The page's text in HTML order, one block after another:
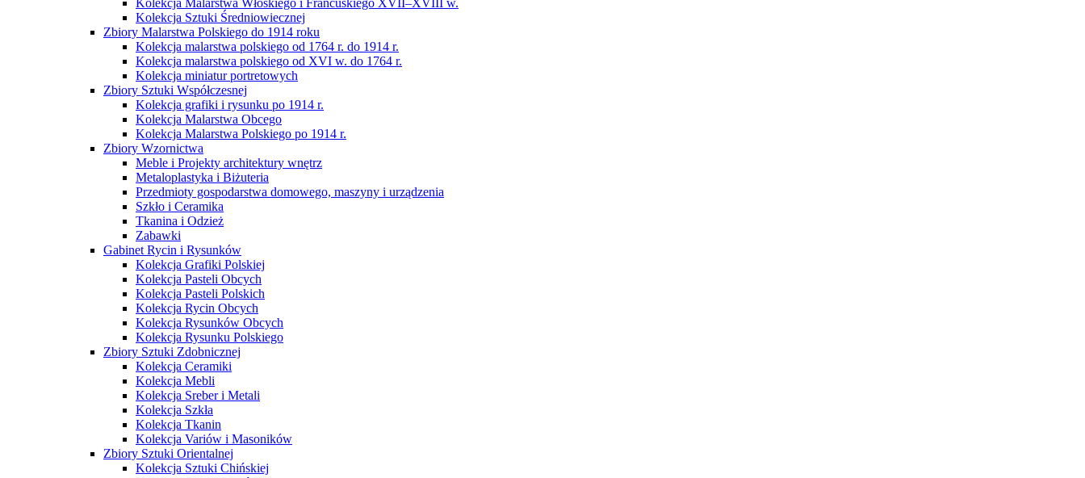
Kolekcja Malarstwa Włoskiego i Francuskiego XVII–XVIII w.
Kolekcja Sztuki Średniowiecznej
Zbiory Malarstwa Polskiego do 1914 roku
Kolekcja malarstwa polskiego od 1764 r. do 1914 r.
Kolekcja malarstwa polskiego od XVI w. do 1764 r.
Kolekcja miniatur portretowych
Zbiory Sztuki Współczesnej
Kolekcja grafiki i rysunku po 1914 r.
Kolekcja Malarstwa Obcego
Kolekcja Malarstwa Polskiego po 1914 r.
Zbiory Wzornictwa
Meble i Projekty architektury wnętrz
Metaloplastyka i Biżuteria
Przedmioty gospodarstwa domowego, maszyny i urządzenia
Szkło i Ceramika
Tkanina i Odzież
Zabawki
Gabinet Rycin i Rysunków
Kolekcja Grafiki Polskiej
Kolekcja Pasteli Obcych
Kolekcja Pasteli Polskich
Kolekcja Rycin Obcych
Kolekcja Rysunków Obcych
Kolekcja Rysunku Polskiego
Zbiory Sztuki Zdobnicznej
Kolekcja Ceramiki
Kolekcja Mebli
Kolekcja Sreber i Metali
Kolekcja Szkła
Kolekcja Tkanin
Kolekcja Variów i Masoników
Zbiory Sztuki Orientalnej
Kolekcja Sztuki Chińskiej